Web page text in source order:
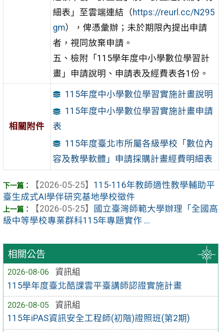
相關公告
2026-08-06
資訊組
115學年度臺北酷課雲平臺講師認證實施計畫
2026-08-05
資訊組
115年iPAS資訊安全工程師(初階)證照班(第2期)
細表」至雲端連結（ https://reurl.cc/N295
gm），俾憑彙辦；未於期限內提出申請
者，視同放棄申請。
五、檢附「115學年度中小學數位學習計
畫」申請說明、申請表及經費表各1份。
相關附件
115年度中小學數位學習實施計畫說明
115年度中小學數位學習實施計畫申請
表
115年度臺北市所屬各級學校「數位內
容及教學軟體」申請採購計畫經費明細表
【2026-05-25】 115-116年教師適性教學輔助平
臺生成式AI學伴研究基地學校徵件
【2026-05-25】
國立臺灣師範大學辦理「全國高
級中等學校專業群科115年專題實作 ...